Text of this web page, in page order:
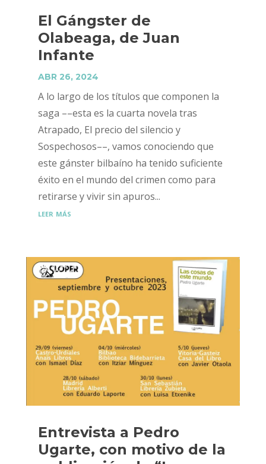
El Gángster de
Olabeaga, de Juan
Infante
ABR 26, 2024
A lo largo de los títulos que componen la
saga ––esta es la cuarta novela tras
Atrapado, El precio del silencio y
Sospechosos––, vamos conociendo que
este gánster bilbaíno ha tenido suficiente
éxito en el mundo del crimen como para
retirarse y vivir sin apuros...
leer más
Entrevista a Pedro
Ugarte, con motivo de la